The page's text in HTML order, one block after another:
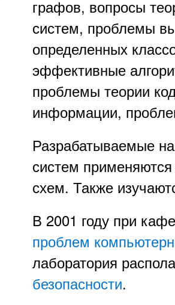
графов, вопросы
систем, проблемы
определенных
эффективные
проблемы теории
информации,
Разрабатываемые
систем
схем. Также
В 2001 году при
проблем
лаборатория
безопасности.